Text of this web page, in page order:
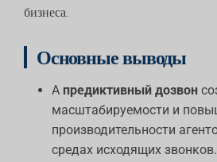
бизнеса.
Основные выводы
A предиктивный дозвон
масштабируемости и
производительности
средах исходящих звонков.